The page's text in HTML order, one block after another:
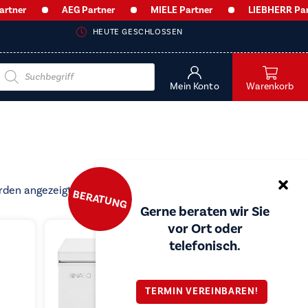
AEG Partner MIELE Partner LIEBHERR Partner
HEUTE GESCHLOSSEN
Mein Konto Warenkorb
BERATUNG
Gerne beraten wir Sie
vor Ort oder
telefonisch.
TERMIN VEREINBAREN!
angezeigtNach
Preis
sortiert: